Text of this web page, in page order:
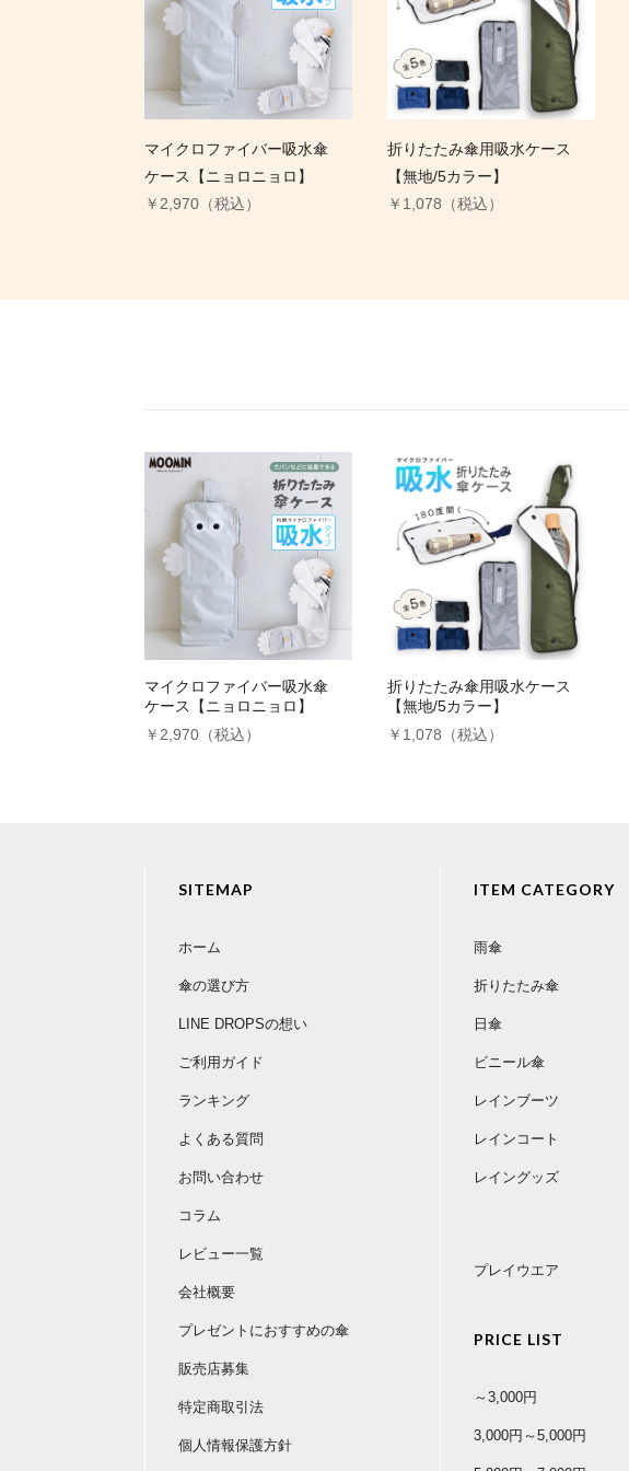
マイクロファイバー吸水傘
ケース【ニョロニョロ】
￥2,970（税込）
折りたたみ傘用吸水ケース
【無地/5カラー】
￥1,078（税込）
マイクロファイバー吸水傘
ケース【ニョロニョロ】
￥2,970（税込）
折りたたみ傘用吸水ケース
【無地/5カラー】
￥1,078（税込）
SITEMAP
ホーム
傘の選び方
LINE DROPSの想い
ご利用ガイド
ランキング
よくある質問
お問い合わせ
コラム
レビュー一覧
会社概要
プレゼントにおすすめの傘
販売店募集
特定商取引法
個人情報保護方針
ITEM CATEGORY
雨傘
折りたたみ傘
日傘
ビニール傘
レインブーツ
レインコート
レイングッズ
プレイウエア
PRICE LIST
～3,000円
3,000円～5,000円